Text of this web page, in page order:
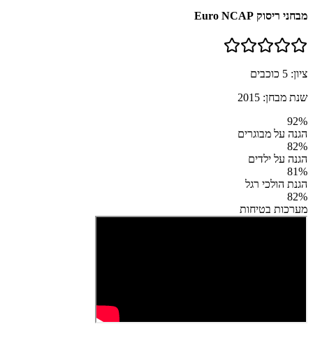
מבחני ריסוק Euro NCAP
ציון: 5 כוכבים
שנת מבחן: 2015
92%
הגנה על מבוגרים
82%
הגנה על ילדים
81%
הגנת הולכי רגל
82%
מערכות בטיחות